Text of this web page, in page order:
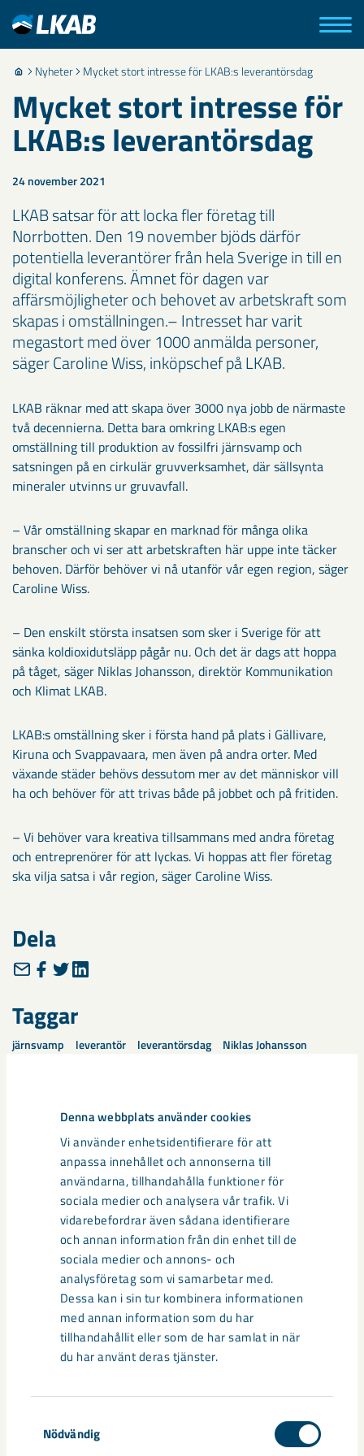
Denna webbplats använder cookies
Vi använder enhetsidentifierare för att
anpassa innehållet och annonserna till
användarna, tillhandahålla funktioner för
sociala medier och analysera vår trafik. Vi
vidarebefordrar även sådana identifierare
och annan information från din enhet till de
sociala medier och annons- och
analysföretag som vi samarbetar med.
Dessa kan i sin tur kombinera informationen
med annan information som du har
tillhandahållit eller som de har samlat in när
du har använt deras tjänster.
Nödvändig
Nyheter Mycket stort intresse för LKAB:s leverantörsdag
Mycket stort intresse för
LKAB:s leverantörsdag
24 november 2021
LKAB satsar för att locka fler företag till
Norrbotten. Den 19 november bjöds därför
potentiella leverantörer från hela Sverige in till en
digital konferens. Ämnet för dagen var
affärsmöjligheter och behovet av arbetskraft som
skapas i omställningen.– Intresset har varit
megastort med över 1000 anmälda personer,
säger Caroline Wiss, inköpschef på LKAB.
LKAB räknar med att skapa över 3000 nya jobb de närmaste
två decennierna. Detta bara omkring LKAB:s egen
omställning till produktion av fossilfri järnsvamp och
satsningen på en cirkulär gruvverksamhet, där sällsynta
mineraler utvinns ur gruvavfall.
– Vår omställning skapar en marknad för många olika
branscher och vi ser att arbetskraften här uppe inte täcker
behoven. Därför behöver vi nå utanför vår egen region, säger
Caroline Wiss.
– Den enskilt största insatsen som sker i Sverige för att
sänka koldioxidutsläpp pågår nu. Och det är dags att hoppa
på tåget, säger Niklas Johansson, direktör Kommunikation
och Klimat LKAB.
LKAB:s omställning sker i första hand på plats i Gällivare,
Kiruna och Svappavaara, men även på andra orter. Med
växande städer behövs dessutom mer av det människor vill
ha och behöver för att trivas både på jobbet och på fritiden.
– Vi behöver vara kreativa tillsammans med andra företag
och entreprenörer för att lyckas. Vi hoppas att fler företag
ska vilja satsa i vår region, säger Caroline Wiss.
Dela
Taggar
järnsvamp leverantör leverantörsdag Niklas Johansson
Relaterat innehåll
Ny digital säkerhetslösning